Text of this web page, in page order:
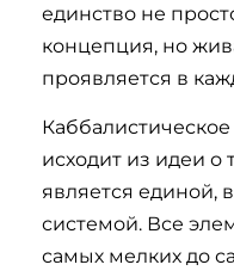
единство не
концепция, но
проявляется в
исходит из идеи о
является единой,
системой. Все
самых мелких до